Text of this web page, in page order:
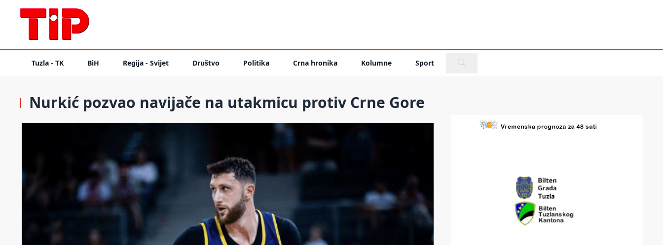
Tuzla - TK BiH Regija - Svijet Društvo Politika Crna hronika Kolumne Sport
Nurkić pozvao navijače na utakmicu protiv Crne Gore